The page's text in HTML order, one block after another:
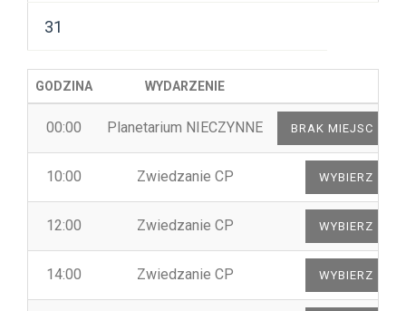
31
GODZINA WYDARZENIE
00:00 Planetarium NIECZYNNE
10:00 Zwiedzanie CP
12:00 Zwiedzanie CP
14:00 Zwiedzanie CP